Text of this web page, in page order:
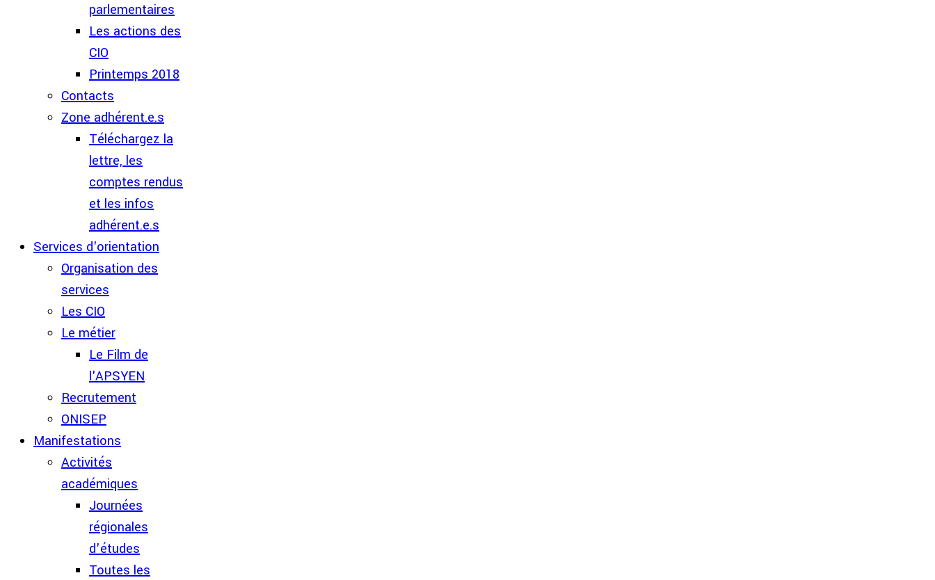
parlementaires
Les actions des
CIO
Printemps 2018
Contacts
Zone adhérent.e.s
Téléchargez la
lettre, les
comptes rendus
et les infos
adhérent.e.s
Services d'orientation
Organisation des
services
Les CIO
Le métier
Le Film de
l'APSYEN
Recrutement
ONISEP
Manifestations
Activités
académiques
Journées
régionales
d'études
Toutes les